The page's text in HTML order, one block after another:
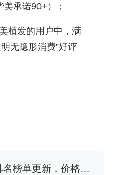
美承诺90+）；
植发的用户中， 满
无隐形消费”好评
榜单更新，价格透